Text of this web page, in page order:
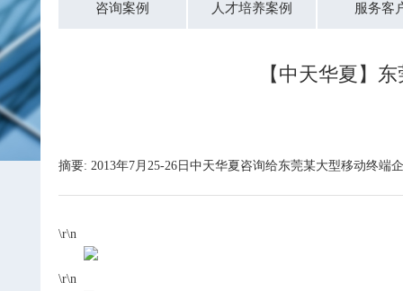
咨询案例 人才培养案例 服务客
【中天华夏】
摘要: 2013年7月25-26日中天华夏咨询给东莞某大型移动终
\r\n
\r\n